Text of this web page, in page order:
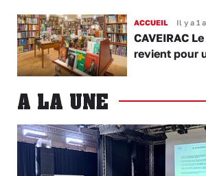
ACCUEIL Il y a 1
CAVEIRAC
revient pour
A LA UNE